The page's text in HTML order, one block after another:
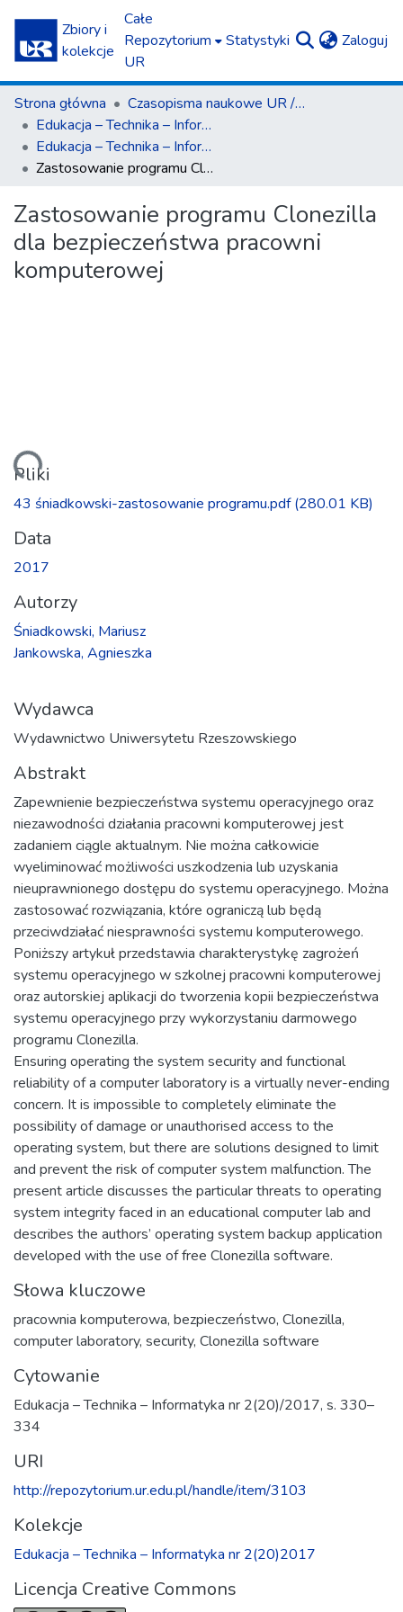
Zbiory i
kolekcje
Całe
Repozytorium
UR
Statystyki Zaloguj
Strona główna
Czasopisma naukowe UR / Scientific Journals
Edukacja – Technika – Informatyka
Edukacja – Technika – Informatyka nr 2(20)2017
Zastosowanie programu Clonezilla dla bezpieczeństwa pracowni komputerowej
Zastosowanie programu Clonezilla
dla bezpieczeństwa pracowni
komputerowej
Pliki
43 śniadkowski-zastosowanie programu.pdf(280.01 KB)
Data
2017
Autorzy
Śniadkowski, Mariusz
Jankowska, Agnieszka
Wydawca
Wydawnictwo Uniwersytetu Rzeszowskiego
Abstrakt
Zapewnienie bezpieczeństwa systemu operacyjnego oraz
niezawodności działania pracowni komputerowej jest
zadaniem ciągle aktualnym. Nie można całkowicie
wyeliminować możliwości uszkodzenia lub uzyskania
nieuprawnionego dostępu do systemu operacyjnego. Można
zastosować rozwiązania, które ograniczą lub będą
przeciwdziałać niesprawności systemu komputerowego.
Poniższy artykuł przedstawia charakterystykę zagrożeń
systemu operacyjnego w szkolnej pracowni komputerowej
oraz autorskiej aplikacji do tworzenia kopii bezpieczeństwa
systemu operacyjnego przy wykorzystaniu darmowego
programu Clonezilla.
Ensuring operating the system security and functional
reliability of a computer laboratory is a virtually never-ending
concern. It is impossible to completely eliminate the
possibility of damage or unauthorised access to the
operating system, but there are solutions designed to limit
and prevent the risk of computer system malfunction. The
present article discusses the particular threats to operating
system integrity faced in an educational computer lab and
describes the authors’ operating system backup application
developed with the use of free Clonezilla software.
Słowa kluczowe
pracownia komputerowa, bezpieczeństwo, Clonezilla,
computer laboratory, security, Clonezilla software
Cytowanie
Edukacja – Technika – Informatyka nr 2(20)/2017, s. 330–
334
URI
http://repozytorium.ur.edu.pl/handle/item/3103
Kolekcje
Edukacja – Technika – Informatyka nr 2(20)2017
Licencja Creative Commons